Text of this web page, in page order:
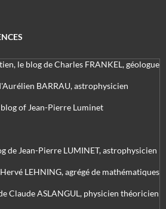
le blog de Charles FRANKEL, géologue
BARRAU, astrophysicien
of Jean-Pierre Luminet
de Jean-Pierre LUMINET, astrophysicien
LEHNING, agrégé de mathématiques
Claude ASLANGUL, physicien théoricien